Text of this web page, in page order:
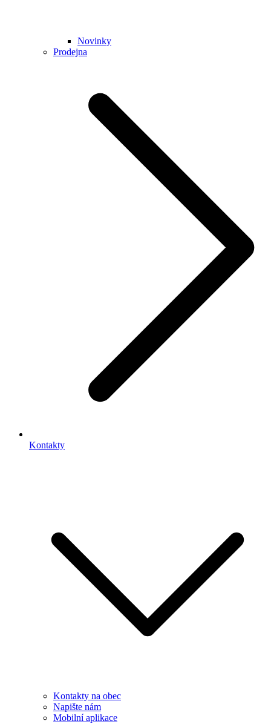
Novinky
Prodejna
Kontakty
Kontakty na obec
Napište nám
Mobilní aplikace